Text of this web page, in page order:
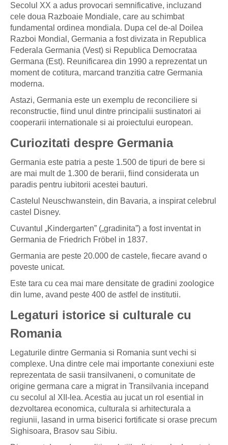
Secolul XX a adus provocari semnificative, incluzand
cele doua Razboaie Mondiale, care au schimbat
fundamental ordinea mondiala. Dupa cel de-al Doilea
Razboi Mondial, Germania a fost divizata in Republica
Federala Germania (Vest) si Republica Democrataa
Germana (Est). Reunificarea din 1990 a reprezentat un
moment de cotitura, marcand tranzitia catre Germania
moderna.
Astazi, Germania este un exemplu de reconciliere si
reconstructie, fiind unul dintre principalii sustinatori ai
cooperarii internationale si ai proiectului european.
Curiozitati despre Germania
Germania este patria a peste 1.500 de tipuri de bere si
are mai mult de 1.300 de berarii, fiind considerata un
paradis pentru iubitorii acestei bauturi.
Castelul Neuschwanstein, din Bavaria, a inspirat celebrul
castel Disney.
Cuvantul „Kindergarten” („gradinita”) a fost inventat in
Germania de Friedrich Fröbel in 1837.
Germania are peste 20.000 de castele, fiecare avand o
poveste unicat.
Este tara cu cea mai mare densitate de gradini zoologice
din lume, avand peste 400 de astfel de institutii.
Legaturi istorice si culturale cu
Romania
Legaturile dintre Germania si Romania sunt vechi si
complexe. Una dintre cele mai importante conexiuni este
reprezentata de sasii transilvaneni, o comunitate de
origine germana care a migrat in Transilvania incepand
cu secolul al XII-lea. Acestia au jucat un rol esential in
dezvoltarea economica, culturala si arhitecturala a
regiunii, lasand in urma biserici fortificate si orase precum
Sighisoara, Brasov sau Sibiu.